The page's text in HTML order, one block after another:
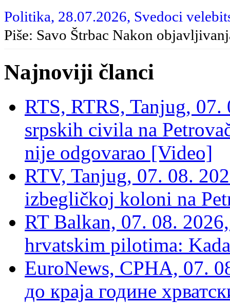
Politika, 28.07.2026, Svedoci
Piše: Savo Štrbac Nakon
Najnoviji članci
RTS, RTRS, Tanjug,
srpskih civila na
nije odgovarao [Video]
RTV, Tanjug, 07. 08.
izbegličkoj koloni na
RT Balkan, 07. 08.
hrvatskim pilotima:
EuroNews, СРНА, 07.
до краја године